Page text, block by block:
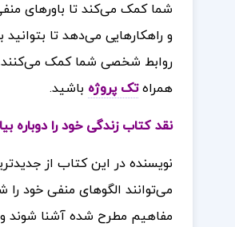
شما کمک می‌کند تا باورهای
و راهکارهایی می‌دهد تا بتوانید
روابط شخصی شما کمک می‌کنند،
همراهتک پروژه باشید.
نقد کتاب زندگی خود را دوباره
نویسنده در این کتاب از
می‌توانند الگوهای منفی خود
مفاهیم مطرح شده آشنا شوند